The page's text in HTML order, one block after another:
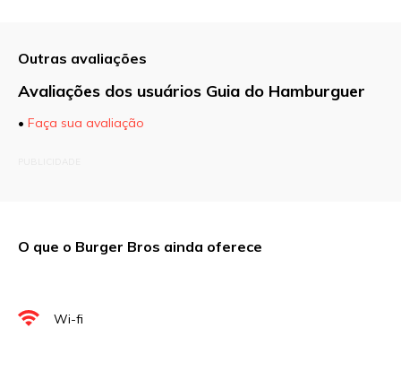
Outras avaliações
Avaliações dos usuários Guia do Hamburguer
• Faça sua avaliação
Nome
O que o Burger Bros ainda oferece
Wi-fi